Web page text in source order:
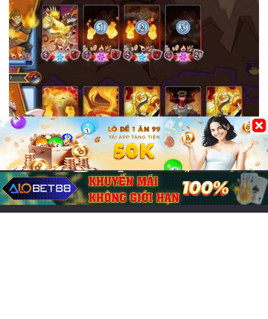
Tin Tức CFUN68
Game đổi thẻ trên iOS hay, trải nghiệm
chiến thuật cực cuốn